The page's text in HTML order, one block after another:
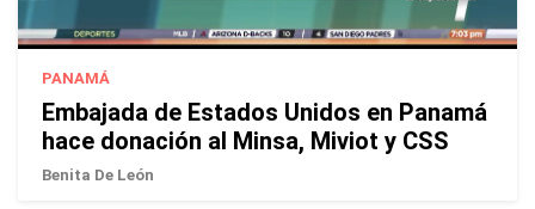
PANAMÁ
Embajada de Estados Unidos en Panamá
hace donación al Minsa, Miviot y CSS
Benita De León